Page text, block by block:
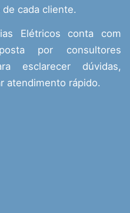
cada cliente.
Elétricos conta com
por consultores
esclarecer dúvidas,
atendimento rápido.